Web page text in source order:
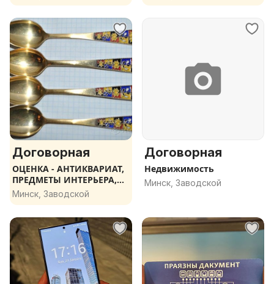
Договорная
ОЦЕНКА - АНТИКВАРИАТ,
ПРЕДМЕТЫ ИНТЕРЬЕРА,
ЗНАКИ.
Минск, Заводской
Договорная
Недвижимость
Минск, Заводской